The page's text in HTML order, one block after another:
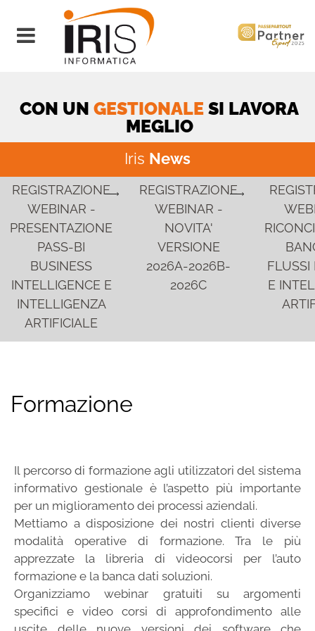
Open menu
CON UN GESTIONALE SI LAVORA
MEGLIO
Iris News
REGISTRAZIONE
WEBINAR -
PRESENTAZIONE
PASS-BI
BUSINESS
INTELLIGENCE E
INTELLIGENZA
ARTIFICIALE
REGISTRAZIONE
WEBINAR -
NOVITA'
VERSIONE
2026A-2026B-
2026C
FLUSSI
E
Formazione
Il percorso di formazione agli utilizzatori del sistema
informativo gestionale è l’aspetto più importante
per un miglioramento dei processi aziendali.
Mettiamo a disposizione dei nostri clienti diverse
modalità operative di formazione. Tra le più
apprezzate la libreria di videocorsi per l’auto
formazione e la banca dati soluzioni.
Organizziamo webinar gratuiti su argomenti
specifici e video corsi di approfondimento alle